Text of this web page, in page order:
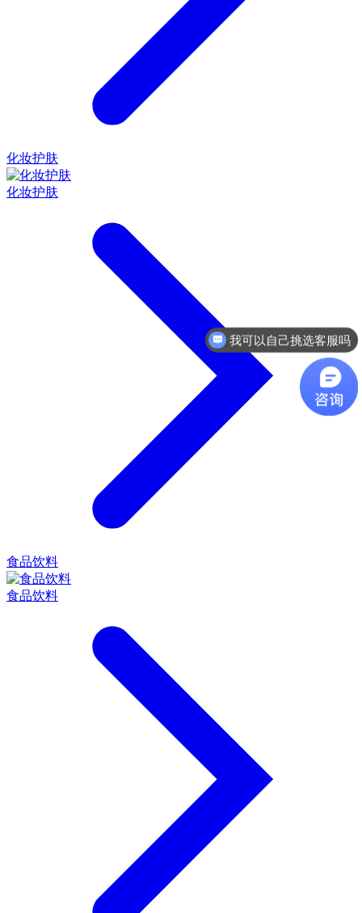
化妆护肤
化妆护肤
食品饮料
食品饮料
收费方式是什么样的？